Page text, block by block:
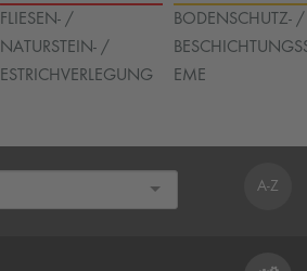
FLIESEN- /
NATURSTEIN- /
ESTRICHVERLEGUNG
BODENSCHUTZ- /
EME
A-Z